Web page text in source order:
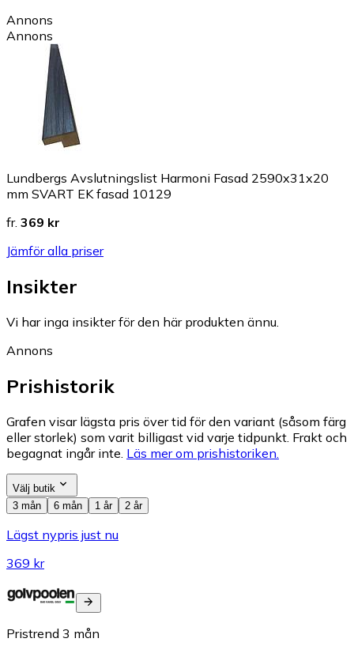
Annons
Annons
Lundbergs Avslutningslist Harmoni Fasad 2590x31x20
mm SVART EK fasad 10129
fr. 369 kr
Jämför alla priser
Insikter
Vi har inga insikter för den här produkten ännu.
Annons
Prishistorik
Grafen visar lägsta pris över tid för den variant (såsom färg
eller storlek) som varit billigast vid varje tidpunkt. Frakt och
begagnat ingår inte. Läs mer om prishistoriken.
Välj butik
3 mån
6 mån 1 år 2 år
Lägst nypris just nu
369 kr
Pristrend 3 mån